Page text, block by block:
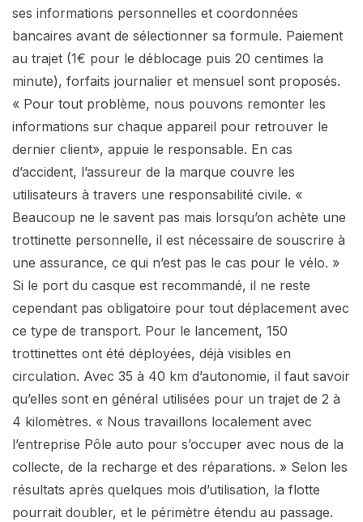
ses informations personnelles et coordonnées
bancaires avant de sélectionner sa formule. Paiement
au trajet (1€ pour le déblocage puis 20 centimes la
minute), forfaits journalier et mensuel sont proposés.
« Pour tout problème, nous pouvons remonter les
informations sur chaque appareil pour retrouver le
dernier client», appuie le responsable. En cas
d’accident, l’assureur de la marque couvre les
utilisateurs à travers une responsabilité civile. «
Beaucoup ne le savent pas mais lorsqu’on achète une
trottinette personnelle, il est nécessaire de souscrire à
une assurance, ce qui n’est pas le cas pour le vélo. »
Si le port du casque est recommandé, il ne reste
cependant pas obligatoire pour tout déplacement avec
ce type de transport. Pour le lancement, 150
trottinettes ont été déployées, déjà visibles en
circulation. Avec 35 à 40 km d’autonomie, il faut savoir
qu’elles sont en général utilisées pour un trajet de 2 à
4 kilomètres. « Nous travaillons localement avec
l’entreprise Pôle auto pour s’occuper avec nous de la
collecte, de la recharge et des réparations. » Selon les
résultats après quelques mois d’utilisation, la flotte
pourrait doubler, et le périmètre étendu au passage.